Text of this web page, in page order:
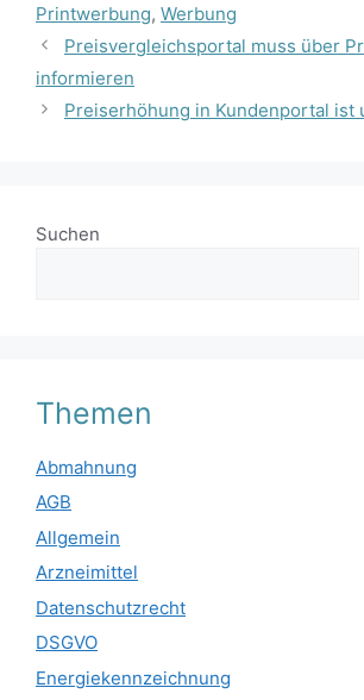
Printwerbung, Werbung
Preisvergleichsportal muss über
informieren
Preiserhöhung in Kundenportal ist
Suchen
Themen
Abmahnung
AGB
Allgemein
Arzneimittel
Datenschutzrecht
DSGVO
Energiekennzeichnung